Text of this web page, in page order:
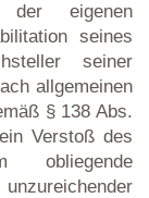
der eigenen
seines
seiner
allgemeinen
§ 138 Abs.
Verstoß des
obliegende